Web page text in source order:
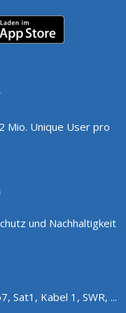
Mio. Unique User pro
und Nachhaltigkeit
Sat1, Kabel 1, SWR, ...